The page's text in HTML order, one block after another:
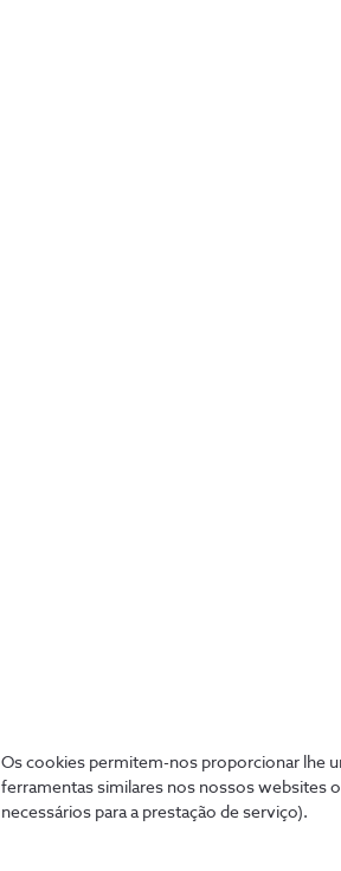
Os cookies permitem-nos proporcionar lhe
ferramentas similares nos nossos websites
necessários para a prestação de serviço).